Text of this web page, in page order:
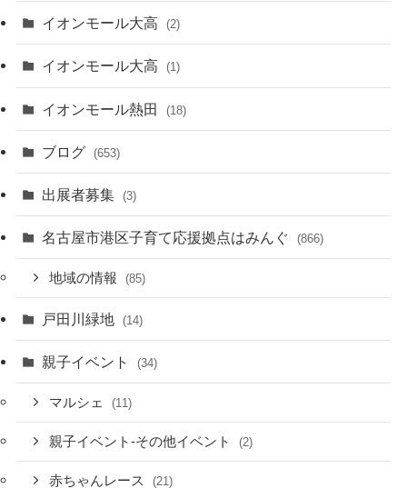
イオンモール大高 (2)
イオンモール大高 (1)
イオンモール熱田 (18)
ブログ (653)
出展者募集 (3)
名古屋市港区子育て応援拠点はみんぐ (866)
地域の情報 (85)
戸田川緑地 (14)
親子イベント (34)
マルシェ (11)
親子イベント-その他イベント (2)
赤ちゃんレース (21)